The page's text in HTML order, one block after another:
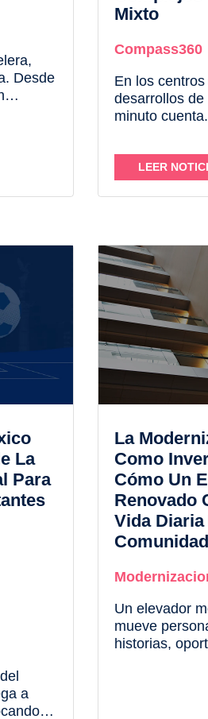
Desde
del
Mixto
Compass360
En los
desarrollos
minuto
desplaza
directamente
LEER
La
Para
a
a
La
Como
Cómo Un
Renovado
Vida Diaria
Comunidad
Un elevador
mueve
historias,